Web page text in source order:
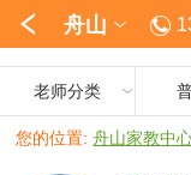
舟山
老师分类
您的位置:舟山家教中